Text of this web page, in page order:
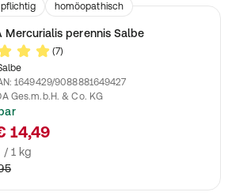
homöopathisch
Mercurialis perennis Salbe
(7)
:1649429/9088881649427
Ges.m.b.H. & Co. KG
schlecht heilender Wunden
14,49
/ 1 kg